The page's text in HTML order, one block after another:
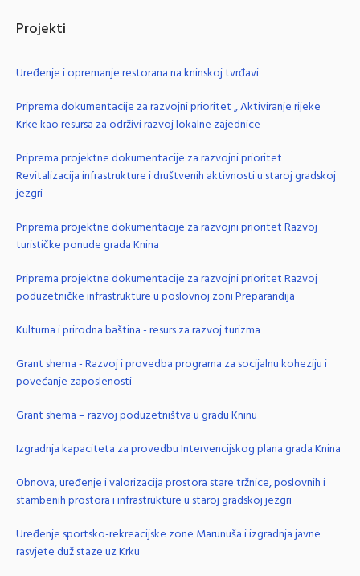
Projekti
Uređenje i opremanje restorana na kninskoj tvrđavi
Priprema dokumentacije za razvojni prioritet „ Aktiviranje rijeke
Krke kao resursa za održivi razvoj lokalne zajednice
Priprema projektne dokumentacije za razvojni prioritet
Revitalizacija infrastrukture i društvenih aktivnosti u staroj gradskoj
jezgri
Priprema projektne dokumentacije za razvojni prioritet Razvoj
turističke ponude grada Knina
Priprema projektne dokumentacije za razvojni prioritet Razvoj
poduzetničke infrastrukture u poslovnoj zoni Preparandija
Kulturna i prirodna baština - resurs za razvoj turizma
Grant shema - Razvoj i provedba programa za socijalnu koheziju i
povećanje zaposlenosti
Grant shema – razvoj poduzetništva u gradu Kninu
Izgradnja kapaciteta za provedbu Intervencijskog plana grada Knina
Obnova, uređenje i valorizacija prostora stare tržnice, poslovnih i
stambenih prostora i infrastrukture u staroj gradskoj jezgri
Uređenje sportsko-rekreacijske zone Marunuša i izgradnja javne
rasvjete duž staze uz Krku